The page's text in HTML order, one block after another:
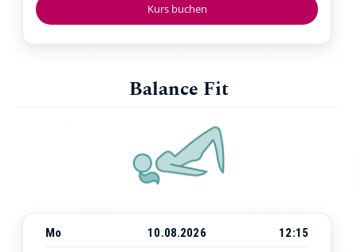
Kurs buchen
Balance Fit
Mo 10.08.2026
12:15